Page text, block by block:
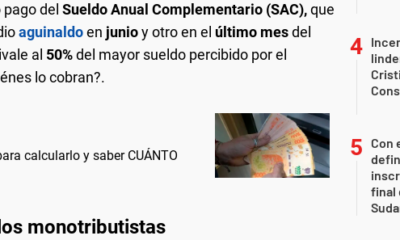
del Sueldo Anual Complementario (SAC),que
aguinaldoen junioy otro en el último mesdel
al 50%del mayor sueldo percibido por el
lo cobran?.
calcularlo y saber CUÁNTO
monotributistas
Con
final